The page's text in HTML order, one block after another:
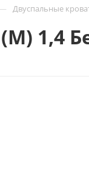
Двуспальные
1,4